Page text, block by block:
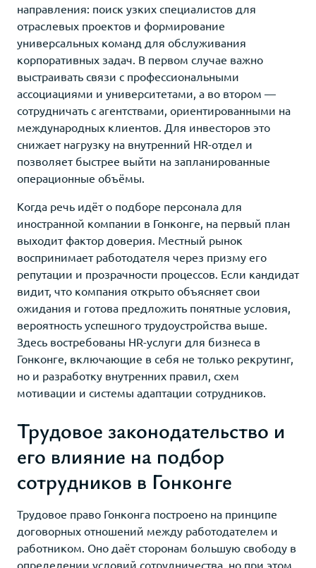
направления: поиск узких специалистов для
отраслевых проектов и формирование
универсальных команд для обслуживания
корпоративных задач. В первом случае важно
выстраивать связи с профессиональными
ассоциациями и университетами, а во втором —
сотрудничать с агентствами, ориентированными на
международных клиентов. Для инвесторов это
снижает нагрузку на внутренний HR-отдел и
позволяет быстрее выйти на запланированные
операционные объёмы.
Когда речь идёт о подборе персонала для
иностранной компании в Гонконге, на первый план
выходит фактор доверия. Местный рынок
воспринимает работодателя через призму его
репутации и прозрачности процессов. Если кандидат
видит, что компания открыто объясняет свои
ожидания и готова предложить понятные условия,
вероятность успешного трудоустройства выше.
Здесь востребованы HR-услуги для бизнеса в
Гонконге, включающие в себя не только рекрутинг,
но и разработку внутренних правил, схем
мотивации и системы адаптации сотрудников.
Трудовое законодательство и
его влияние на подбор
сотрудников в Гонконге
Трудовое право Гонконга построено на принципе
договорных отношений между работодателем и
работником. Оно даёт сторонам большую свободу в
определении условий сотрудничества, но при этом